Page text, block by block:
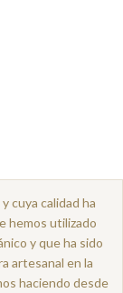
cuya calidad ha
hemos utilizado
y que ha sido
artesanal en la
haciendo desde